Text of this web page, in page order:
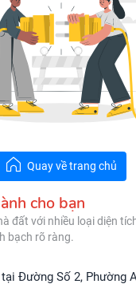
Quay về trang chủ
cho bạn
đất với nhiều loại diện
bạch rõ ràng.